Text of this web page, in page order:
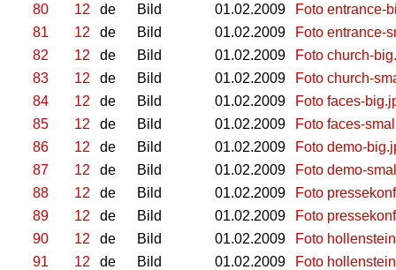
80
12 de Bild 01.02.2009
Foto entrance-
81
12 de Bild 01.02.2009
Foto entrance-
82
12 de Bild 01.02.2009
Foto church-
83
12 de Bild 01.02.2009
Foto church-
84
12 de Bild 01.02.2009
Foto faces-
85
12 de Bild 01.02.2009
Foto faces-
86
12 de Bild 01.02.2009
Foto demo-
87
12 de Bild 01.02.2009
Foto demo-
88
12 de Bild 01.02.2009
Foto
89
12 de Bild 01.02.2009
Foto
90
12 de Bild 01.02.2009
Foto
91
12 de Bild 01.02.2009
Foto